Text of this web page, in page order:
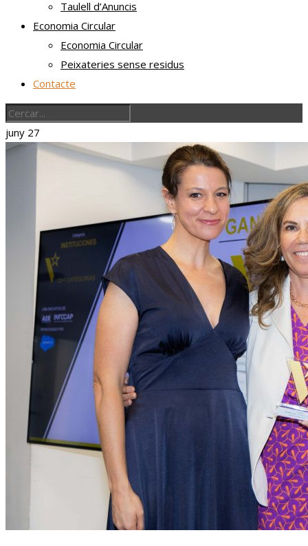
Taulell d’Anuncis
Economia Circular
Economia Circular
Peixateries sense residus
Contacte
juny 27